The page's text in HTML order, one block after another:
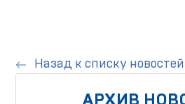
Назад к списку новостей
АРХИВ